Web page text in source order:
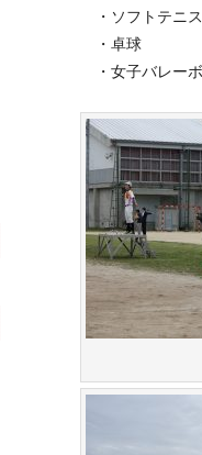
・ソフトテ
・卓球 優
・女子バレ